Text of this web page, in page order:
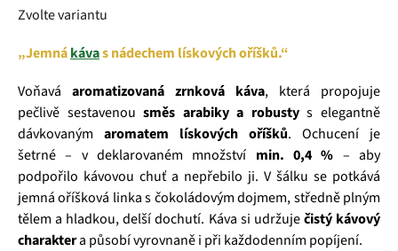
Zvolte variantu
„Jemnákávas nádechem lískových oříšků.“
Voňavá aromatizovaná zrnková káva, která propojuje
pečlivě sestavenousměs arabiky a robustys elegantně
dávkovaným aromatem lískových oříšků. Ochucení je
šetrné – v deklarovaném množství min. 0,4 % – aby
podpořilo kávovou chuť a nepřebilo ji. V šálku se potkává
jemná oříšková linka s čokoládovým dojmem, středně plným
tělem a hladkou, delší dochutí. Káva si udržuječistý kávový
charaktera působí vyrovnaně i při každodenním popíjení.